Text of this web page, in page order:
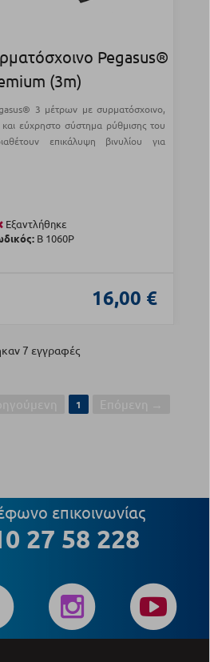
Pegasus®
(3m)
3 μέτρων με συρματόσχοινο,
εύχρηστο σύστημα ρύθμισης του
επικάλυψη βινυλίου για
Εξαντλήθηκε
Β 1060P
16,00 €
7 εγγραφές
1
επικοινωνίας
27 58 228